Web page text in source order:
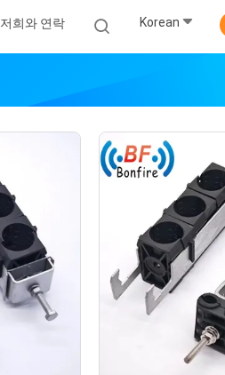
저희와 연락 Korean